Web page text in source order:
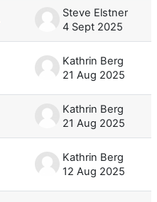
Steve Elstner
4 Sept 2025
Kathrin Berg
21 Aug 2025
Kathrin Berg
21 Aug 2025
Kathrin Berg
12 Aug 2025